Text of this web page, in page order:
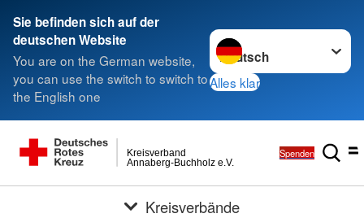
Sie befinden sich auf der
deutschen Website
You are on the German website,
you can use the switch to switch to
the English one
Sprache wechseln zu
Alles klar
Annaberg-Buchholz e.V.
Kreisverband Spenden
Kreisverbände